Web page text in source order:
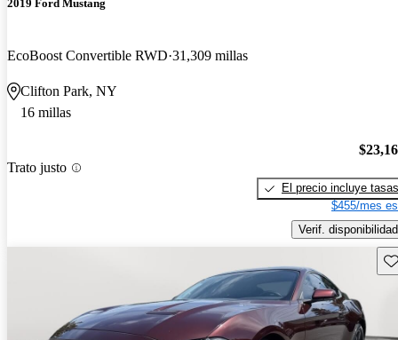
2019 Ford Mustang
EcoBoost Convertible RWD 31,309 millas
Clifton Park, NY
16 millas
Trato justo
El precio incluye tasas
$455/mes
Verif. disponibilidad